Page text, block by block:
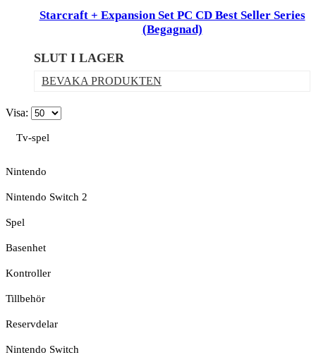
Starcraft + Expansion Set PC CD Best Seller Series
(Begagnad)
SLUT I LAGER
BEVAKA PRODUKTEN
Visa:
Tv-spel
Nintendo
Nintendo Switch 2
Spel
Basenhet
Kontroller
Tillbehör
Reservdelar
Nintendo Switch